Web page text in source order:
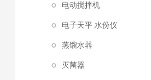
电动搅拌机
电子天平 水份仪
蒸馏水器
灭菌器